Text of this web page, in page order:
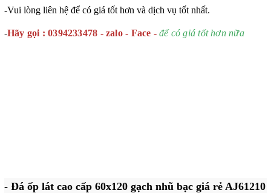
-Vui lòng liên hệ để có giá tốt hơn và dịch vụ tốt nhất.
-Hãy gọi : 0394233478 - zalo - Face - để có giá tốt hơn nữa
- Đá ốp lát cao cấp 60x120 gạch nhũ bạc giá rẻ AJ61210